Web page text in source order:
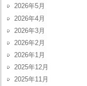
2026年5月
2026年4月
2026年3月
2026年2月
2026年1月
2025年12月
2025年11月